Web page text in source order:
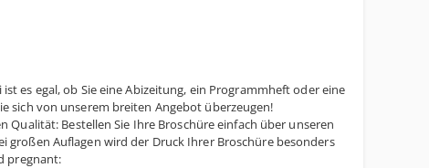
ist es egal, ob Sie eine Abizeitung, ein Programmheft oder eine
sich von unserem breiten Angebot überzeugen!
Bestellen Sie Ihre Broschüre einfach über unseren
großen Auflagen wird der Druck Ihrer Broschüre besonders
pregnant: